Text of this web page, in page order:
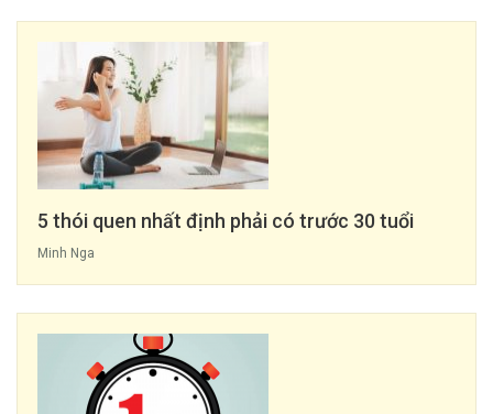
5 thói quen nhất định phải có trước 30 tuổi
Minh Nga